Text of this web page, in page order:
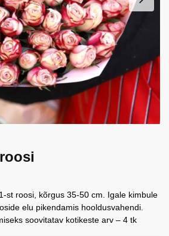
st roosi, kõrgus 35-50 cm. Igale kimbule
elu pikendamis hooldusvahendi.
soovitatav kotikeste arv – 4 tk